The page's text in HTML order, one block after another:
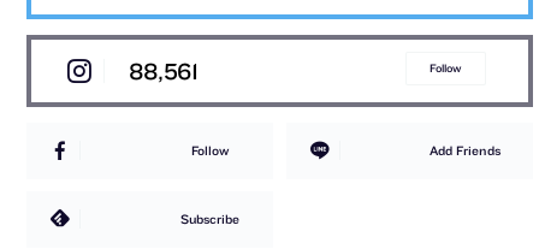
88,561 Follow
Follow Add Friends
Subscribe